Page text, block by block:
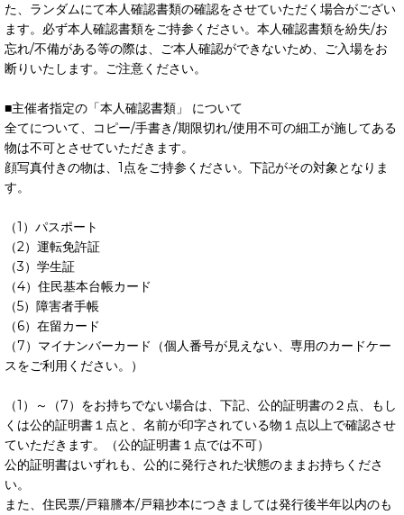
た、ランダムにて本人確認書類の確認をさせていただく場合がござい
ます。必ず本人確認書類をご持参ください。本人確認書類を紛失/お
忘れ/不備がある等の際は、ご本人確認ができないため、ご入場をお
断りいたします。ご注意ください。
■主催者指定の「本人確認書類」 について
全てについて、コピー/手書き/期限切れ/使用不可の細工が施してある
物は不可とさせていただきます。
顔写真付きの物は、1点をご持参ください。下記がその対象となりま
す。
（1）パスポート
（2）運転免許証
（3）学生証
（4）住民基本台帳カード
（5）障害者手帳
（6）在留カード
（7）マイナンバーカード（個人番号が見えない、専用のカードケー
スをご利用ください。）
（1）～（7）をお持ちでない場合は、下記、公的証明書の２点、もし
くは公的証明書１点と、名前が印字されている物１点以上で確認させ
ていただきます。（公的証明書１点では不可）
公的証明書はいずれも、公的に発行された状態のままお持ちくださ
い。
また、住民票/戸籍謄本/戸籍抄本につきましては発行後半年以内のも